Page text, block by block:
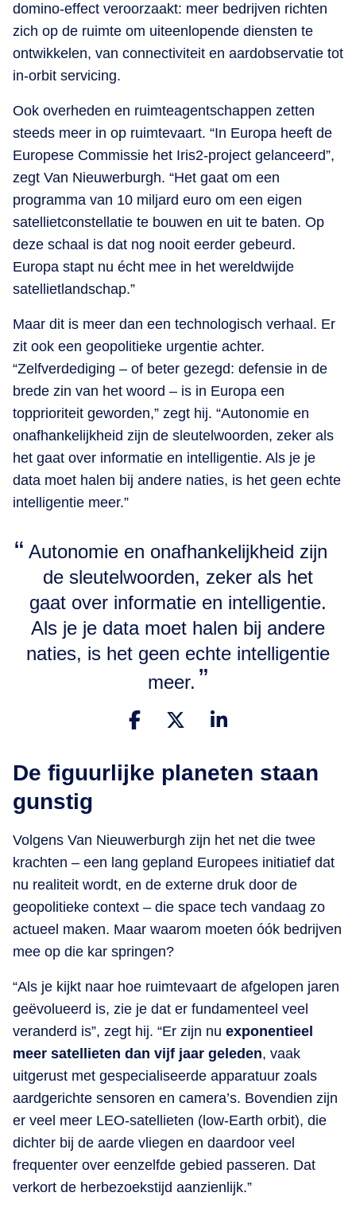
domino-effect veroorzaakt: meer bedrijven richten
zich op de ruimte om uiteenlopende diensten te
ontwikkelen, van connectiviteit en aardobservatie tot
in-orbit servicing.
Ook overheden en ruimteagentschappen zetten
steeds meer in op ruimtevaart. “In Europa heeft de
Europese Commissie het Iris2-project gelanceerd”,
zegt Van Nieuwerburgh. “Het gaat om een
programma van 10 miljard euro om een eigen
satellietconstellatie te bouwen en uit te baten. Op
deze schaal is dat nog nooit eerder gebeurd.
Europa stapt nu écht mee in het wereldwijde
satellietlandschap.”
Maar dit is meer dan een technologisch verhaal. Er
zit ook een geopolitieke urgentie achter.
“Zelfverdediging – of beter gezegd: defensie in de
brede zin van het woord – is in Europa een
topprioriteit geworden,” zegt hij. “Autonomie en
onafhankelijkheid zijn de sleutelwoorden, zeker als
het gaat over informatie en intelligentie. Als je je
data moet halen bij andere naties, is het geen echte
intelligentie meer.”
Autonomie en onafhankelijkheid zijn
de sleutelwoorden, zeker als het
gaat over informatie en intelligentie.
Als je je data moet halen bij andere
naties, is het geen echte intelligentie
meer.
De figuurlijke planeten staan
gunstig
Volgens Van Nieuwerburgh zijn het net die twee
krachten – een lang gepland Europees initiatief dat
nu realiteit wordt, en de externe druk door de
geopolitieke context – die space tech vandaag zo
actueel maken. Maar waarom moeten óók bedrijven
mee op die kar springen?
“Als je kijkt naar hoe ruimtevaart de afgelopen jaren
geëvolueerd is, zie je dat er fundamenteel veel
veranderd is”, zegt hij. “Er zijn nu exponentieel
meer satellieten dan vijf jaar geleden, vaak
uitgerust met gespecialiseerde apparatuur zoals
aardgerichte sensoren en camera’s. Bovendien zijn
er veel meer LEO-satellieten (low-Earth orbit), die
dichter bij de aarde vliegen en daardoor veel
frequenter over eenzelfde gebied passeren. Dat
verkort de herbezoekstijd aanzienlijk.”